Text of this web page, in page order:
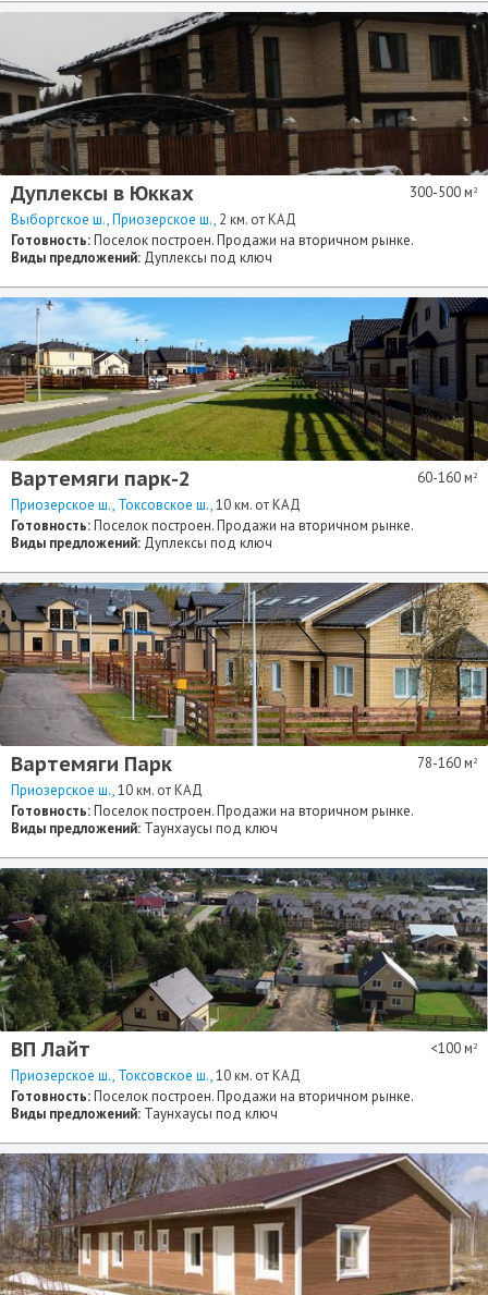
Дуплексы в Юкках
Выборгское ш. Приозерское ш. 2 км. от КАД
300-500 м 2
Готовность:Поселок построен. Продажи на вторичном рынке.
Виды предложений: Дуплексы под ключ
Вартемяги парк-2
Приозерское ш. Токсовское ш. 10 км. от КАД
60-160 м 2
Готовность:Поселок построен. Продажи на вторичном рынке.
Виды предложений: Дуплексы под ключ
Вартемяги Парк
Приозерское ш. 10 км. от КАД
78-160 м 2
Готовность:Поселок построен. Продажи на вторичном рынке.
Виды предложений: Таунхаусы под ключ
ВП Лайт
Приозерское ш. Токсовское ш. 10 км. от КАД
<100 м 2
Готовность:Поселок построен. Продажи на вторичном рынке.
Виды предложений: Таунхаусы под ключ